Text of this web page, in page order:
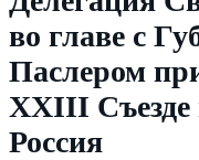
во главе с
Паслером
XXIII Съезде
Россия